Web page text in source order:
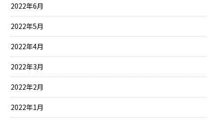
2022年6月
2022年5月
2022年4月
2022年3月
2022年2月
2022年1月